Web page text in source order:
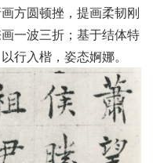
方圆顿挫，提画柔韧刚
一波三折；基于结体特
行入楷，姿态婀娜。